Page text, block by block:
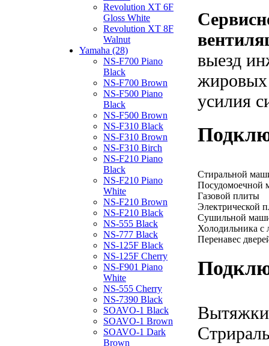
Revolution XT 6F
Gloss White
Revolution XT 8F
Walnut
Yamaha (28)
NS-F700 Piano
Black
NS-F700 Brown
NS-F500 Piano
Black
NS-F500 Brown
NS-F310 Black
NS-F310 Brown
NS-F310 Birch
NS-F210 Piano
Black
NS-F210 Piano
White
NS-F210 Brown
NS-F210 Black
NS-555 Black
NS-777 Black
NS-125F Black
NS-125F Cherry
NS-F901 Piano
White
NS-555 Cherry
NS-7390 Black
SOAVO-1 Black
SOAVO-1 Brown
SOAVO-1 Dark
Brown
выезд
жировых
усилия
Стиральной
Посудомоечной
Газовой плиты
Электрической
Сушильной
Холодильника с
Перенавес
Вытяжки